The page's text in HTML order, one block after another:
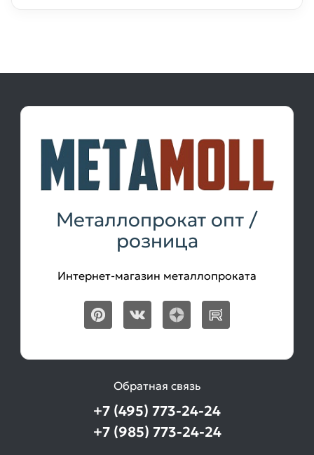
Металлопрокат опт /
розница
Интернет-магазин металлопроката
Обратная связь
+7 (495) 773-24-24
+7 (985) 773-24-24